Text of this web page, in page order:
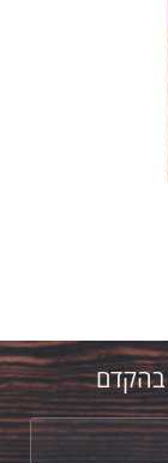
בהקדם